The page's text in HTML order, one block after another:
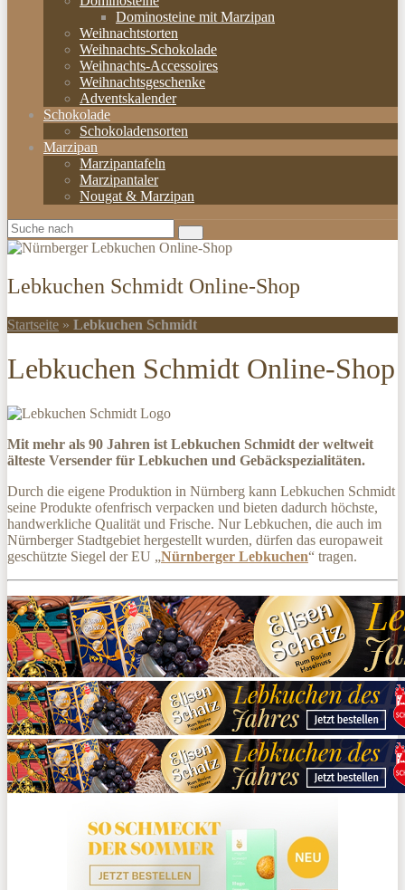
Dominosteine mit Marzipan
Weihnachtstorten
Weihnachts-Schokolade
Weihnachts-Accessoires
Weihnachtsgeschenke
Adventskalender
Schokolade
Schokoladensorten
Marzipan
Marzipantafeln
Marzipantaler
Nougat & Marzipan
Lebkuchen Schmidt Online-Shop
Startseite » Lebkuchen Schmidt
Lebkuchen Schmidt Online-Shop
Mit mehr als 90 Jahren ist Lebkuchen Schmidt der weltweit
älteste Versender für Lebkuchen und Gebäckspezialitäten.
Durch die eigene Produktion in Nürnberg kann Lebkuchen Schmidt
seine Produkte ofenfrisch verpacken und bieten dadurch höchste,
handwerkliche Qualität und Frische. Nur Lebkuchen, die auch im
Nürnberger Stadtgebiet hergestellt wurden, dürfen das europaweit
geschützte Siegel der EU „Nürnberger Lebkuchen“ tragen.